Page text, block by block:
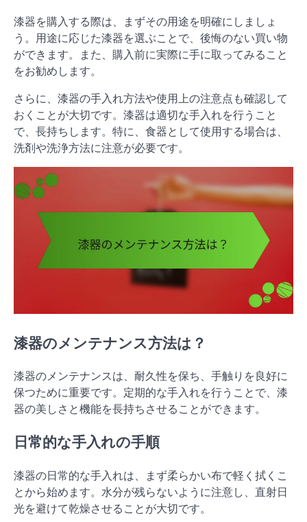
漆器を購入する際は、まずその用途を明確にしましょ
う。用途に応じた漆器を選ぶことで、後悔のない買い物
ができます。また、購入前に実際に手に取ってみること
をお勧めします。
さらに、漆器の手入れ方法や使用上の注意点も確認して
おくことが大切です。漆器は適切な手入れを行うこと
で、長持ちします。特に、食器として使用する場合は、
洗剤や洗浄方法に注意が必要です。
漆器のメンテナンス方法は？
漆器のメンテナンスは、耐久性を保ち、手触りを良好に
保つために重要です。定期的な手入れを行うことで、漆
器の美しさと機能を長持ちさせることができます。
日常的な手入れの手順
漆器の日常的な手入れは、まず柔らかい布で軽く拭くこ
とから始めます。水分が残らないように注意し、直射日
光を避けて乾燥させることが大切です。